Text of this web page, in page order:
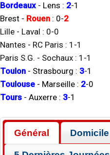
Bordeaux - Lens : 2-1
Brest - Rouen : 0-2
Lille - Laval : 0-0
Nantes - RC Paris : 1 -1
Paris S.G. - Sochaux : 1 -1
Toulon - Strasbourg : 3-1
Toulouse - Marseille : 2-0
Tours - Auxerre : 3-1
Général Domicile